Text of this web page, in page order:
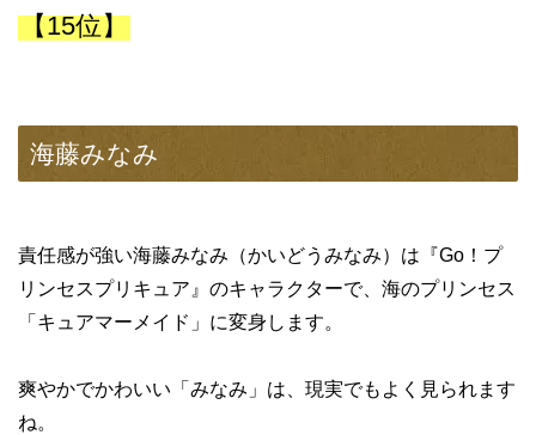
【15位】
海藤みなみ
責任感が強い海藤みなみ（かいどうみなみ）は『Go！プ
リンセスプリキュア』のキャラクターで、海のプリンセス
「キュアマーメイド」に変身します。
爽やかでかわいい「みなみ」は、現実でもよく見られます
ね。